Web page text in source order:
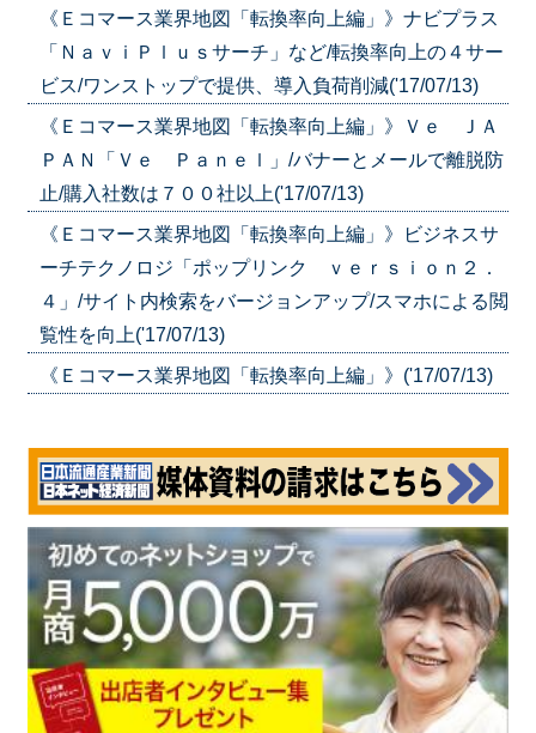
《Ｅコマース業界地図「転換率向上編」》ナビプラス
「ＮａｖｉＰｌｕｓサーチ」など/転換率向上の４サー
ビス/ワンストップで提供、導入負荷削減('17/07/13)
《Ｅコマース業界地図「転換率向上編」》Ｖｅ ＪＡ
ＰＡＮ「Ｖｅ Ｐａｎｅｌ」/バナーとメールで離脱防
止/購入社数は７００社以上('17/07/13)
《Ｅコマース業界地図「転換率向上編」》ビジネスサ
ーチテクノロジ「ポップリンク ｖｅｒｓｉｏｎ２．
４」/サイト内検索をバージョンアップ/スマホによる閲
覧性を向上('17/07/13)
《Ｅコマース業界地図「転換率向上編」》('17/07/13)